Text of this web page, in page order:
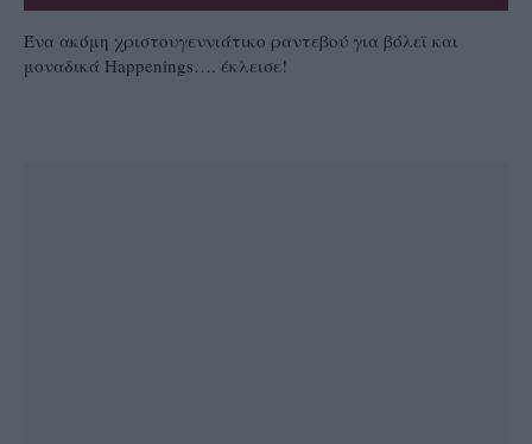
Ένα ακόμη χριστουγεννιάτικο ραντεβού για βόλεϊ και
μοναδικά Happenings…. έκλεισε!